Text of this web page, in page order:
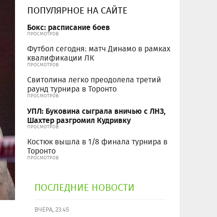
ПОПУЛЯРНОЕ НА САЙТЕ
Бокс: расписание боев
ПРОСМОТРОВ
Футбол сегодня: матч Динамо в рамках
квалификации ЛК
ПРОСМОТРОВ
Свитолина легко преодолела третий
раунд турнира в Торонто
ПРОСМОТРОВ
УПЛ: Буковина сыграла вничью с ЛНЗ,
Шахтер разгромил Кудривку
ПРОСМОТРОВ
Костюк вышла в 1/8 финала турнира в
Торонто
ПРОСМОТРОВ
ПОСЛЕДНИЕ НОВОСТИ
ВЧЕРА, 23:45